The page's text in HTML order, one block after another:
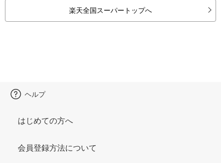
楽天全国スーパートップへ
ヘルプ
はじめての方へ
会員登録方法について